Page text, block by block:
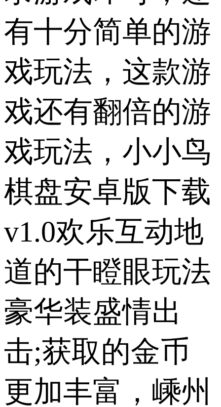
有十分简单的游
戏玩法，这款游
戏还有翻倍的游
戏玩法，小小鸟
棋盘安卓版下载
v1.0欢乐互动地
道的干瞪眼玩法
豪华装盛情出
击;获取的金币
更加丰富，嵊州